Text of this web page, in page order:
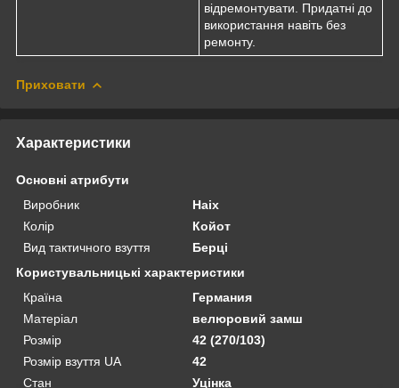
відремонтувати. Придатні до
використання навіть без
ремонту.
Приховати
Характеристики
Основні атрибути
Виробник
Haix
Колір
Койот
Вид тактичного взуття
Берці
Користувальницькі характеристики
Країна
Германия
Матеріал
велюровий замш
Розмір
42 (270/103)
Розмір взуття UA
42
Стан
Уцінка